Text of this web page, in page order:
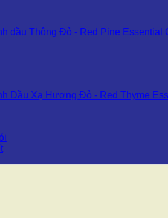
dầu Thông Đỏ - Red Pine Essential
Dầu Xạ Hương Đỏ - Red Thyme